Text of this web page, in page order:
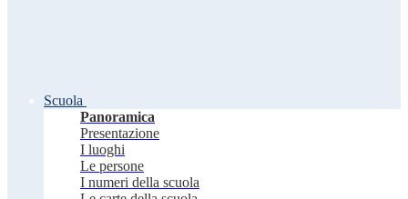
Scuola
Panoramica
Presentazione
I luoghi
Le persone
I numeri della scuola